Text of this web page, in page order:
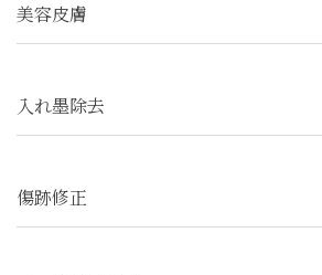
美容皮膚
入れ墨除去
傷跡修正